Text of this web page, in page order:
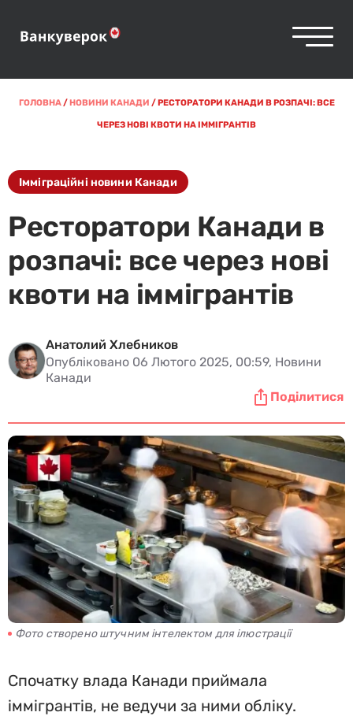
ГОЛОВНА/НОВИНИ КАНАДИ /РЕСТОРАТОРИ КАНАДИ В РОЗПАЧІ: ВСЕ
ЧЕРЕЗ НОВІ КВОТИ НА ІММІГРАНТІВ
Імміграційні новини Канади
Ресторатори Канади в
розпачі: все через нові
квоти на іммігрантів
Анатолий Хлебников
Опубліковано 06 Лютого 2025, 00:59, Новини
Канади
Поділитися
Фото створено штучним інтелектом для ілюстрації
Спочатку влада Канади приймала
іммігрантів, не ведучи за ними обліку.